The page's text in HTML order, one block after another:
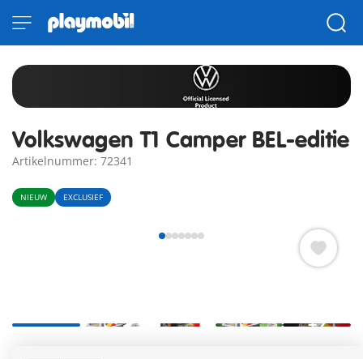
Volkswagen T1 Camper BEL-editie
Artikelnummer: 72341
NIEUW EXCLUSIEF
+2